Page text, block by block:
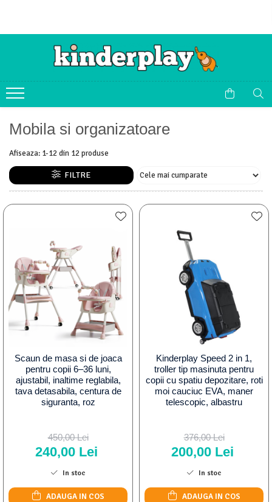
Mobila si organizatoare
Afiseaza: 1-12din 12produse
FILTRE
Scaun de masa si de joaca
pentru copii 6–36 luni,
ajustabil, inaltime reglabila,
tava detasabila, centura de
siguranta, roz
450,00 Lei
240,00 Lei
In stoc
ADAUGA IN COS
Kinderplay Speed 2 in 1,
troller tip masinuta pentru
copii cu spatiu depozitare, roti
moi cauciuc EVA, maner
telescopic, albastru
376,00 Lei
200,00 Lei
In stoc
ADAUGA IN COS